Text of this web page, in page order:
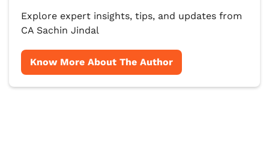
Explore expert insights, tips, and updates from
CA Sachin Jindal
Know More About The Author